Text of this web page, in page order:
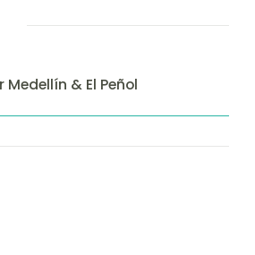
Medellín & El Peñol